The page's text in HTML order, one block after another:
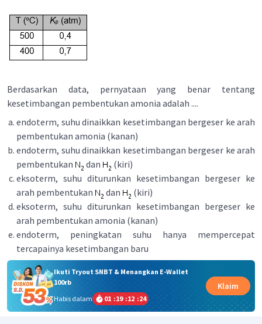
Berdasarkan data, pernyataan yang benar tentang
kesetimbangan pembentukan amonia adalah ....
endoterm, suhu dinaikkan kesetimbangan bergeser ke arah
pembentukan amonia (kanan)
endoterm, suhu dinaikkan kesetimbangan bergeser ke arah
pembentukan
dan
(kiri)
eksoterm, suhu diturunkan kesetimbangan bergeser ke
arah pembentukan
dan
(kiri)
eksoterm, suhu diturunkan kesetimbangan bergeser ke
arah pembentukan amonia (kanan)
endoterm, peningkatan suhu hanya mempercepat
tercapainya kesetimbangan baru
Ikuti Tryout SNBT & Menangkan E-Wallet
100rb
Habis dalam
01 :19 :12 :23
Klaim